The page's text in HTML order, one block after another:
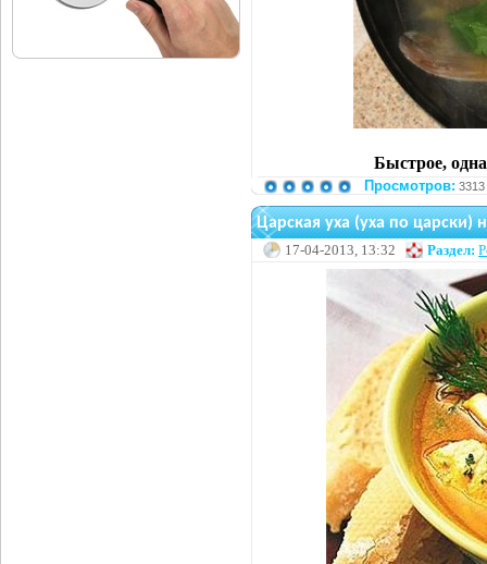
Быстрое,
Просмотров:
Царская уха (уха по царски)
17-04-2013, 13:32 Раздел: